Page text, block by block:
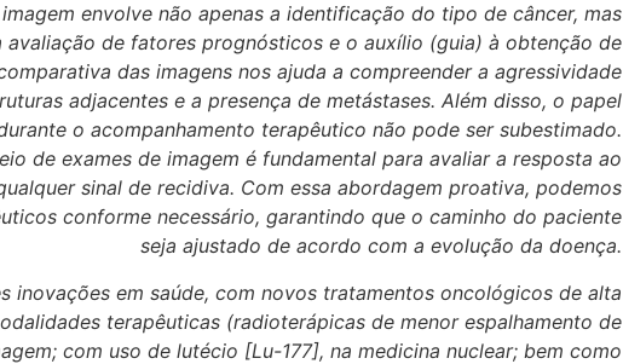
envolve não apenas a identificação do tipo de câncer, mas
de fatores prognósticos e o auxílio (guia) à obtenção de
das imagens nos ajuda a compreender a agressividade
adjacentes e a presença de metástases. Além disso, o papel
o acompanhamento terapêutico não pode ser subestimado.
de exames de imagem é fundamental para avaliar a resposta ao
sinal de recidiva. Com essa abordagem proativa, podemos
conforme necessário, garantindo que o caminho do paciente
seja ajustado de acordo com a evolução da doença.
inovações em saúde, com novos tratamentos oncológicos de alta
terapêuticas (radioterápicas de menor espalhamento de
com uso de lutécio [Lu-177], na medicina nuclear; bem como